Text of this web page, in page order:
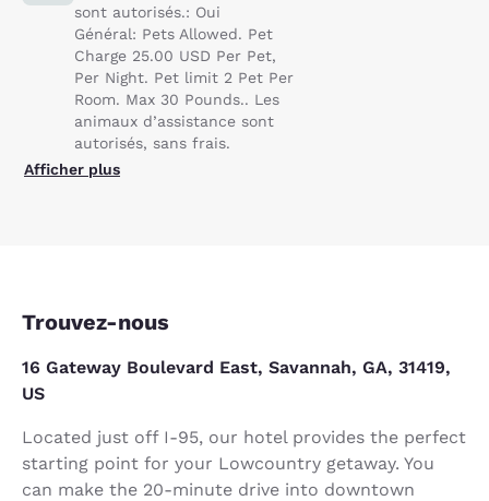
sont autorisés.: Oui
Général: Pets Allowed. Pet
Charge 25.00 USD Per Pet,
Per Night. Pet limit 2 Pet Per
Room. Max 30 Pounds.. Les
animaux d’assistance sont
autorisés, sans frais.
Afficher plus
Trouvez-nous
16 Gateway Boulevard East, Savannah, GA, 31419,
US
Located just off I-95, our hotel provides the perfect
starting point for your Lowcountry getaway. You
can make the 20-minute drive into downtown